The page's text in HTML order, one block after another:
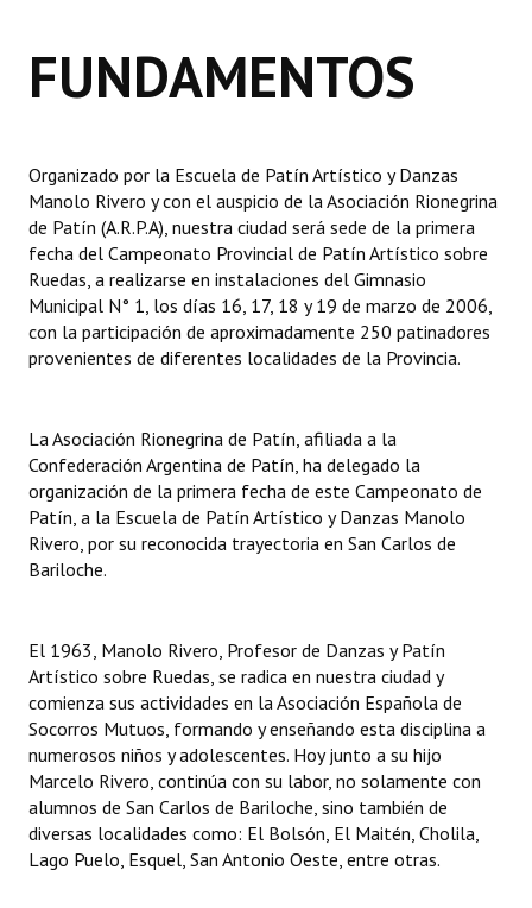
Actas de Audiencias Públicas
Comunicaciones
Declaraciones
Resoluciones
Resoluciones de Presidencia
Antiguos Pobladores
Noticias Destacadas
Registros y Distinciones
Premio al Mérito - Registro
Audiencias Públicas - Registro
Mujeres que Dejaron Huellas - Registro
Periodistas Decanos - Registro
Ciudadano Ilustre - Registro
FUNDAMENTOS
Organizado por la Escuela de Patín Artístico y Danzas
Manolo Rivero y con el auspicio de la Asociación Rionegrina
de Patín (A.R.P.A), nuestra ciudad será sede de la primera
fecha del Campeonato Provincial de Patín Artístico sobre
Ruedas, a realizarse en instalaciones del Gimnasio
Municipal N° 1, los días 16, 17, 18 y 19 de marzo de 2006,
con la participación de aproximadamente 250 patinadores
provenientes de diferentes localidades de la Provincia.
La Asociación Rionegrina de Patín, afiliada a la
Confederación Argentina de Patín, ha delegado la
organización de la primera fecha de este Campeonato de
Patín, a la Escuela de Patín Artístico y Danzas Manolo
Rivero, por su reconocida trayectoria en San Carlos de
Bariloche.
El 1963, Manolo Rivero, Profesor de Danzas y Patín
Artístico sobre Ruedas, se radica en nuestra ciudad y
comienza sus actividades en la Asociación Española de
Socorros Mutuos, formando y enseñando esta disciplina a
numerosos niños y adolescentes. Hoy junto a su hijo
Marcelo Rivero, continúa con su labor, no solamente con
alumnos de San Carlos de Bariloche, sino también de
diversas localidades como: El Bolsón, El Maitén, Cholila,
Lago Puelo, Esquel, San Antonio Oeste, entre otras.